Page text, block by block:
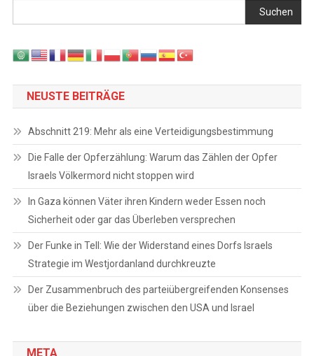
Suchen
NEUSTE BEITRÄGE
Abschnitt 219: Mehr als eine Verteidigungsbestimmung
Die Falle der Opferzählung: Warum das Zählen der Opfer
Israels Völkermord nicht stoppen wird
In Gaza können Väter ihren Kindern weder Essen noch
Sicherheit oder gar das Überleben versprechen
Der Funke in Tell: Wie der Widerstand eines Dorfs Israels
Strategie im Westjordanland durchkreuzte
Der Zusammenbruch des parteiübergreifenden Konsenses
über die Beziehungen zwischen den USA und Israel
META